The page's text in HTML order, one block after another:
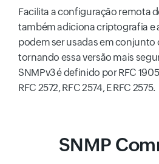
Facilita a configuração remota
também adiciona criptografia e
podem ser usadas em conjunto
tornando essa versão mais
SNMPv3 é definido por RFC
RFC 2572, RFC 2574, E RFC 2575.
SNMP